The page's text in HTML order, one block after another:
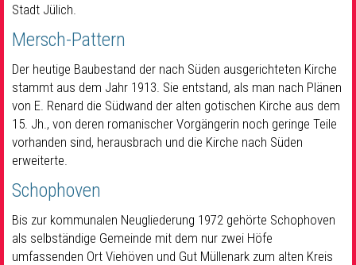
Stadt Jülich.
Mersch-Pattern
Der heutige Baubestand der nach Süden ausgerichteten Kirche
stammt aus dem Jahr 1913. Sie entstand, als man nach Plänen
von E. Renard die Südwand der alten gotischen Kirche aus dem
15. Jh., von deren romanischer Vorgängerin noch geringe Teile
vorhanden sind, herausbrach und die Kirche nach Süden
erweiterte.
Schophoven
Bis zur kommunalen Neugliederung 1972 gehörte Schophoven
als selbständige Gemeinde mit dem nur zwei Höfe
umfassenden Ort Viehöven und Gut Müllenark zum alten Kreis